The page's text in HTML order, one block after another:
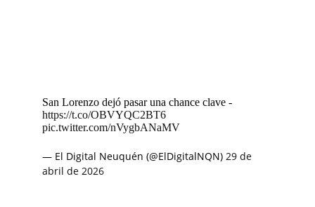
San Lorenzo dejó pasar una chance clave -
https://t.co/OBVYQC2BT6
pic.twitter.com/nVygbANaMV
— El Digital Neuquén (@ElDigitalNQN) 29 de
abril de 2026